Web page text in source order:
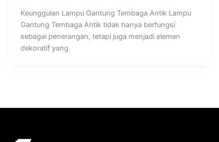
Keunggulan Lampu Gantung Tembaga Antik Lampu
Gantung Tembaga Antik tidak hanya berfungsi
sebagai penerangan, tetapi juga menjadi elemen
dekoratif yang